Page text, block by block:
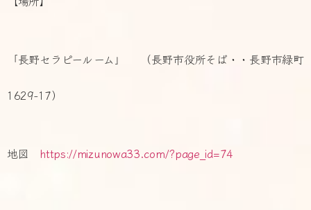
「長野セラピールーム」 （長野市役所そば・・長野市緑町
1629-17）
地図 https://mizunowa33.com/?page_id=74